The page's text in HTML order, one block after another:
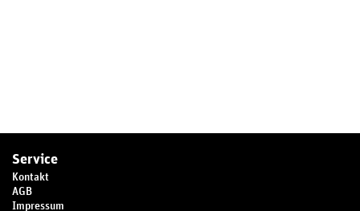
Service
Kontakt
AGB
Impressum